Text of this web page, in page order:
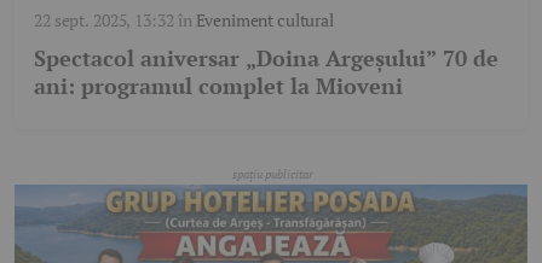
22 sept. 2025, 13:32 în Eveniment cultural
Spectacol aniversar „Doina Argeșului” 70 de
ani: programul complet la Mioveni